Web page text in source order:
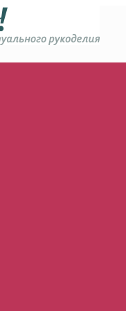
шитье и других видах